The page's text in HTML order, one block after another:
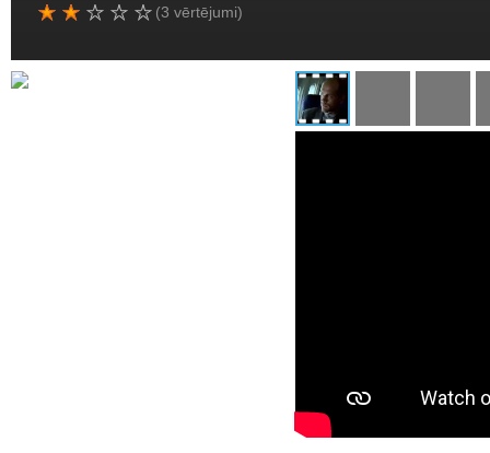
(3 vērtējumi)